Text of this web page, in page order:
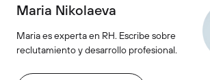
Maria Nikolaeva
Maria es experta en RH. Escribe sobre
reclutamiento y desarrollo profesional.